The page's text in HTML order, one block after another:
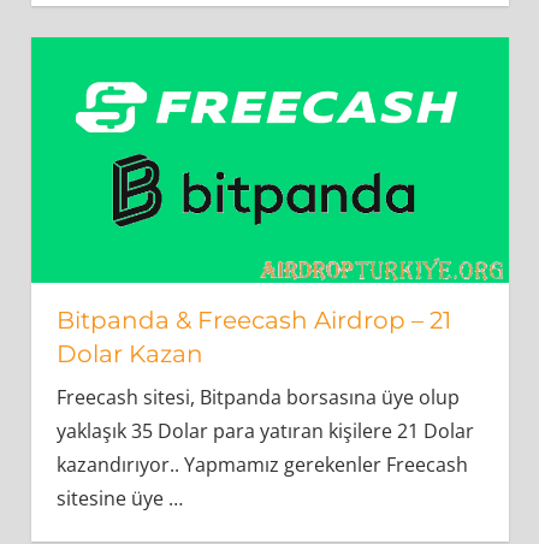
Bitpanda & Freecash Airdrop – 21
Dolar Kazan
Freecash sitesi, Bitpanda borsasına üye olup
yaklaşık 35 Dolar para yatıran kişilere 21 Dolar
kazandırıyor.. Yapmamız gerekenler Freecash
sitesine üye …